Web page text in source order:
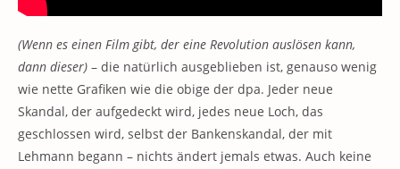
(Wenn es einen Film gibt, der eine Revolution auslösen kann,
dann dieser) – die natürlich ausgeblieben ist, genauso wenig
wie nette Grafiken wie die obige der dpa. Jeder neue
Skandal, der aufgedeckt wird, jedes neue Loch, das
geschlossen wird, selbst der Bankenskandal, der mit
Lehmann begann – nichts ändert jemals etwas. Auch keine